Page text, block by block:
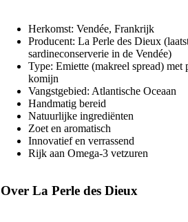
Herkomst: Vendée, Frankrijk
Producent: La Perle des Dieux
sardineconserverie in de Vendée)
Type: Emiette (makreel spread) met
komijn
Vangstgebied: Atlantische Oceaan
Handmatig bereid
Natuurlijke ingrediënten
Zoet en aromatisch
Innovatief en verrassend
Rijk aan Omega-3 vetzuren
Over La Perle des Dieux